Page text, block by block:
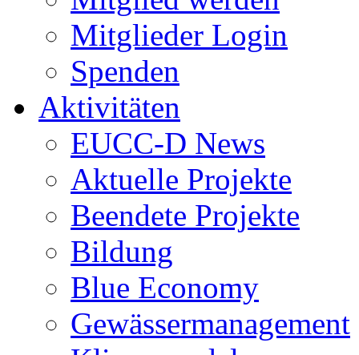
Mitglieder Login
Spenden
Aktivitäten
EUCC-D News
Aktuelle Projekte
Beendete Projekte
Bildung
Blue Economy
Gewässermanagement